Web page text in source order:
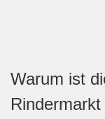
Warum ist